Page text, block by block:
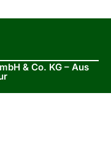
& Co. KG – Aus